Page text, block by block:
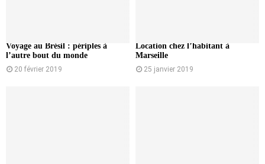
Voyage au Brésil : périples à
l’autre bout du monde
20 février 2019
Location chez l’habitant à
Marseille
25 janvier 2019